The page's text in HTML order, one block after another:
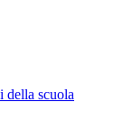
della scuola